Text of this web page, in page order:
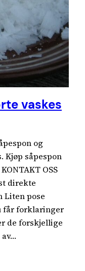
vaskes
og
Kjøp såpespon
OSS
direkte
Liten pose
får forklaringer
de forskjellige